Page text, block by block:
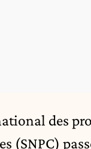
des
(SNPC)